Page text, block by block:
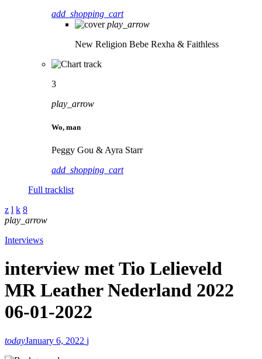
add_shopping_cart
play_arrow
New Religion Bebe Rexha & Faithless
3
play_arrow
Wo, man
Peggy Gou & Ayra Starr
add_shopping_cart
Full tracklist
play_arrow
Interviews
interview met Tio Lelieveld
MR Leather Nederland 2022
06-01-2022
todayJanuary 6, 2022